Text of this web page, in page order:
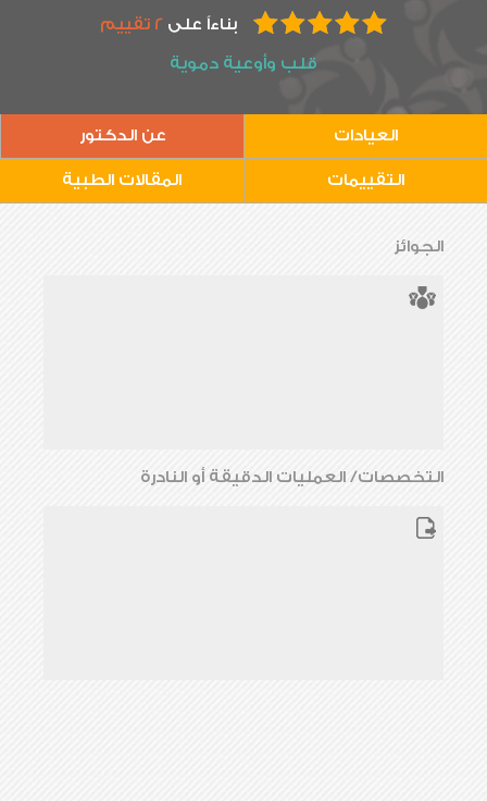
بناءاً على2 تقييم
قلب وأوعية دموية
العيادات عن الدكتور
التقييمات المقالات الطبية
الجوائز
التخصصات/ العمليات الدقيقة أو النادرة